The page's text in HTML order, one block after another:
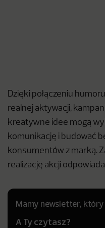
Dzięki połączeniu
realnej aktywacji,
kreatywne idee mogą
komunikację i budować
konsumentów z marką.
realizację akcji
Mamy newsletter,
A Ty czytasz?